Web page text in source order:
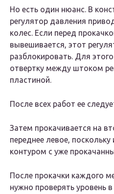
Но есть один нюанс. В
регулятор давления
колес. Если перед
вывешивается, этот
разблокировать. Для
отвертку между штоком
пластиной.
После всех работ ее
Затем прокачивается на
переднее левое,
контуром с уже
После прокачки каждого
нужно проверять уровень